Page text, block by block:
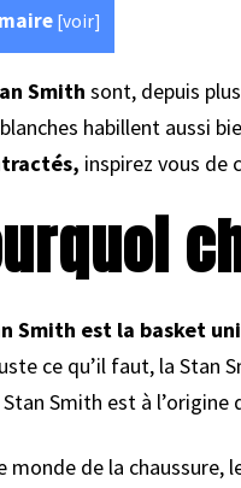
[voir]
Smith sont, depuis
habillent aussi
inspirez vous de
Smith est la basket
ce qu’il faut, la Stan
Smith est à l’origine
monde de la